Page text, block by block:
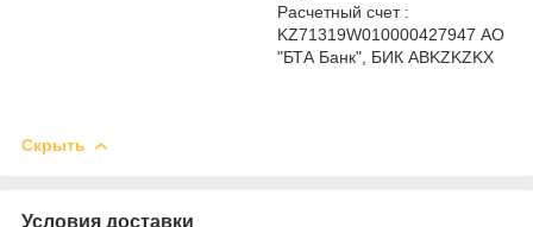
Расчетный счет :
KZ71319W010000427947 АО
"БТА Банк", БИК ABKZKZKX
Скрыть
Условия доставки